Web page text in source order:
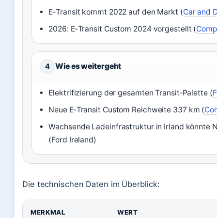
E‑Transit kommt 2022 auf den Markt (Car and
2026: E‑Transit Custom 2024 vorgestellt (
4 Wie es weitergeht
Elektrifizierung der gesamten Transit‑Palette (
Neue E‑Transit Custom Reichweite 337 km (
Wachsende Ladeinfrastruktur in Irland könnte
(Ford Ireland)
Die technischen Daten im Überblick:
MERKMAL WERT